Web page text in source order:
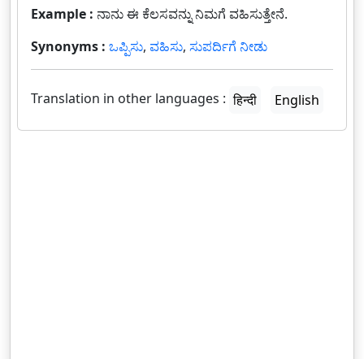
Example : ನಾನು ಈ ಕೆಲಸವನ್ನು ನಿಮಗೆ ವಹಿಸುತ್ತೇನೆ.
Synonyms : ಒಪ್ಪಿಸು, ವಹಿಸು, ಸುಪರ್ದಿಗೆ ನೀಡು
Translation in other languages : हिन्दी English